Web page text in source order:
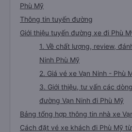
Phù Mỹ
Thông tin tuyến đường
Giới thiệu tuyến đường xe đi Phù
1. Về chất lượng, review,
Ninh Phù Mỹ
2. Giá vé xe Vạn Ninh - Phù
3. Giới thiệu, tư vấn các
đường Vạn Ninh đi Phù Mỹ
Bảng tổng hợp thông tin nhà xe
Cách đặt vé xe khách đi Phù Mỹ